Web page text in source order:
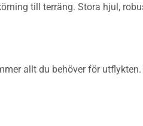
till terräng. Stora hjul,
allt du behöver för